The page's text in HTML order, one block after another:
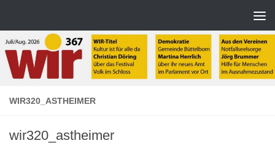
WIR320_ASTHEIMER
wir320_astheimer